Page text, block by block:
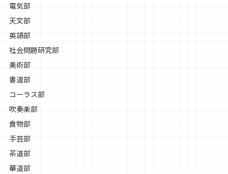
電気部
天文部
英語部
社会問題研究部
美術部
書道部
コーラス部
吹奏楽部
食物部
手芸部
茶道部
華道部